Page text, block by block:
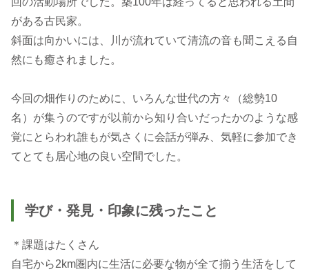
がある古民家。
斜面は向かいには、川が流れていて清流の音も聞こえる自
然にも癒されました。
今回の畑作りのために、いろんな世代の方々（総勢10
名）が集うのですが以前から知り合いだったかのような感
覚にとらわれ誰もが気さくに会話が弾み、気軽に参加でき
学び・発見・印象に残ったこと
＊課題はたくさん
自宅から2km圏内に生活に必要な物が全て揃う生活をして